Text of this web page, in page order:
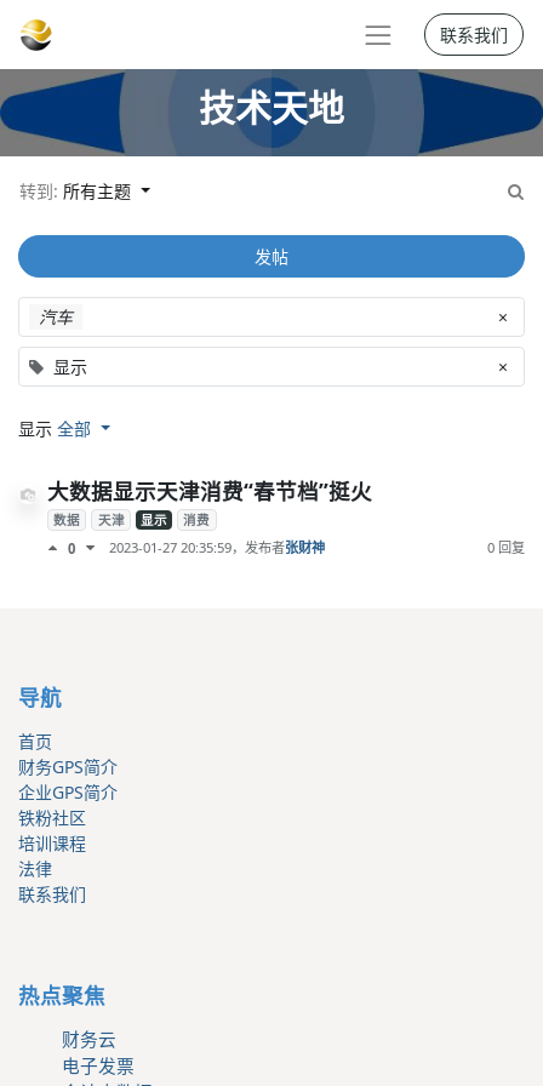
联系我们
技术天地
转到: 所有主题
汽车 ×
显示 ×
发帖
显示 全部
大数据显示天津消费“春节档”挺火
数据 天津 显示 消费
0 2023-01-27 20:35:59，发布者张财神 0 回复
导航
首页
财务GPS简介
企业GPS简介
铁粉社区
培训课程
法律
联系我们
热点聚焦
财务云
电子发票